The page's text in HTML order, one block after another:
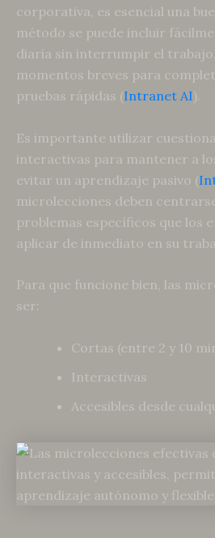
corporativa, es esencial una
método se puede incluir
diaria sin interrumpir el
momentos breves para
pruebas rápidas (Intranet AI).
Es importante utilizar
interactivas para mantener a
evitar un aprendizaje pasivo (
microlecciones deben
problemas específicos que los
aplicar de inmediato en su
Para que funcione bien, las
ser:
Cortas (entre 2 y 10
Interactivas
Accesibles desde